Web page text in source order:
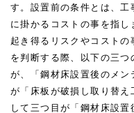
す。設置前の条件とは、
に掛かるコストの事を指
起き得るリスクやコスト
を判断する際、以下の三
が、「鋼材床設置後のメ
が「床板が破損し取り替
して三つ目が「鋼材床設置